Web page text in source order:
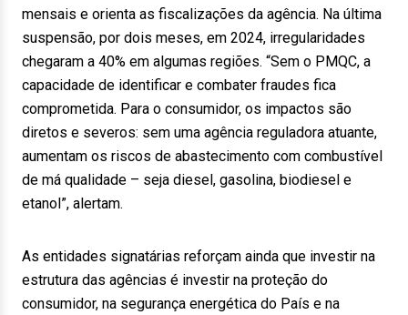
mensais e orienta as fiscalizações da agência. Na última
suspensão, por dois meses, em 2024, irregularidades
chegaram a 40% em algumas regiões. “Sem o PMQC, a
capacidade de identificar e combater fraudes fica
comprometida. Para o consumidor, os impactos são
diretos e severos: sem uma agência reguladora atuante,
aumentam os riscos de abastecimento com combustível
de má qualidade – seja diesel, gasolina, biodiesel e
etanol”, alertam.
As entidades signatárias reforçam ainda que investir na
estrutura das agências é investir na proteção do
consumidor, na segurança energética do País e na